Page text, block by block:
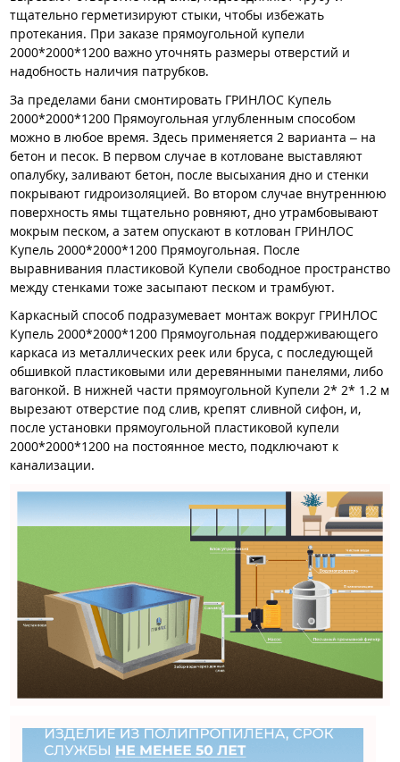
тщательно герметизируют стыки, чтобы избежать
протекания. При заказе прямоугольной купели
2000*2000*1200 важно уточнять размеры отверстий и
надобность наличия патрубков.
За пределами бани смонтировать ГРИНЛОС Купель
2000*2000*1200 Прямоугольная углубленным способом
можно в любое время. Здесь применяется 2 варианта – на
бетон и песок. В первом случае в котловане выставляют
опалубку, заливают бетон, после высыхания дно и стенки
покрывают гидроизоляцией. Во втором случае внутреннюю
поверхность ямы тщательно ровняют, дно утрамбовывают
мокрым песком, а затем опускают в котлован ГРИНЛОС
Купель 2000*2000*1200 Прямоугольная. После
выравнивания пластиковой Купели свободное пространство
между стенками тоже засыпают песком и трамбуют.
Каркасный способ подразумевает монтаж вокруг ГРИНЛОС
Купель 2000*2000*1200 Прямоугольная поддерживающего
каркаса из металлических реек или бруса, с последующей
обшивкой пластиковыми или деревянными панелями, либо
вагонкой. В нижней части прямоугольной Купели 2* 2* 1.2 м
вырезают отверстие под слив, крепят сливной сифон, и,
после установки прямоугольной пластиковой купели
2000*2000*1200 на постоянное место, подключают к
канализации.